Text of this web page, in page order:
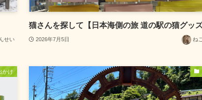
せい
猫さんを探して【日本海側の旅 道の駅の猫グッズ
2026年7月5日 ね
かけ